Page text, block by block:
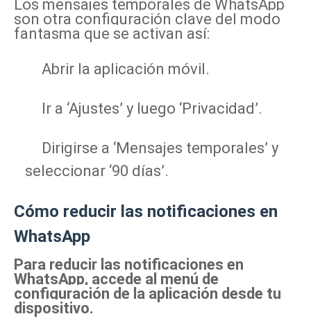
Los mensajes temporales de WhatsApp
son otra configuración clave del modo
fantasma que se activan así:
Abrir la aplicación móvil.
Ir a ‘Ajustes’ y luego ‘Privacidad’.
Dirigirse a ‘Mensajes temporales’ y
seleccionar ‘90 días’.
Cómo reducir las notificaciones en
WhatsApp
Para reducir las notificaciones en
WhatsApp, accede al menú de
configuración de la aplicación desde tu
dispositivo.